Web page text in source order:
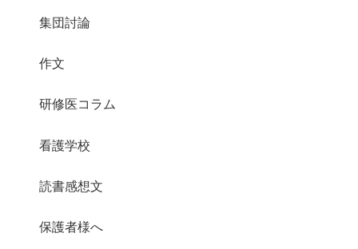
集団討論
作文
研修医コラム
看護学校
読書感想文
保護者様へ